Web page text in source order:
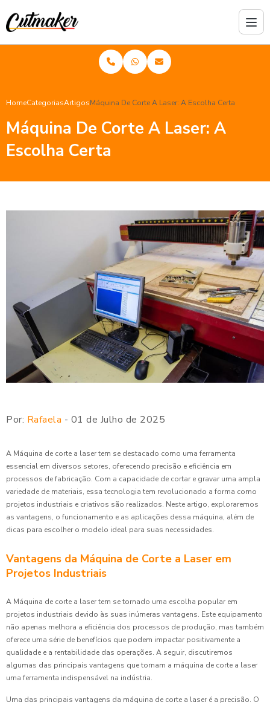
HomeCategoriasArtigosMáquina De Corte A Laser: A Escolha Certa
Máquina De Corte A Laser: A
Escolha Certa
Por: Rafaela - 01 de Julho de 2025
A Máquina de corte a laser tem se destacado como uma ferramenta
essencial em diversos setores, oferecendo precisão e eficiência em
processos de fabricação. Com a capacidade de cortar e gravar uma ampla
variedade de materiais, essa tecnologia tem revolucionado a forma como
projetos industriais e criativos são realizados. Neste artigo, exploraremos
as vantagens, o funcionamento e as aplicações dessa máquina, além de
dicas para escolher o modelo ideal para suas necessidades.
Vantagens da Máquina de Corte a Laser em
Projetos Industriais
A Máquina de corte a laser tem se tornado uma escolha popular em
projetos industriais devido às suas inúmeras vantagens. Este equipamento
não apenas melhora a eficiência dos processos de produção, mas também
oferece uma série de benefícios que podem impactar positivamente a
qualidade e a rentabilidade das operações. A seguir, discutiremos
algumas das principais vantagens que tornam a máquina de corte a laser
uma ferramenta indispensável na indústria.
Uma das principais vantagens da máquina de corte a laser é a precisão. O